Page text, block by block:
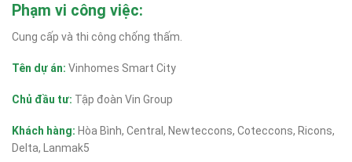
Phạm vi công việc:
Cung cấp và thi công chống thấm.
Tên dự án: Vinhomes Smart City
Chủ đầu tư: Tập đoàn Vin Group
Khách hàng: Hòa Bình, Central, Newteccons, Coteccons, Ricons,
Delta, Lanmak5